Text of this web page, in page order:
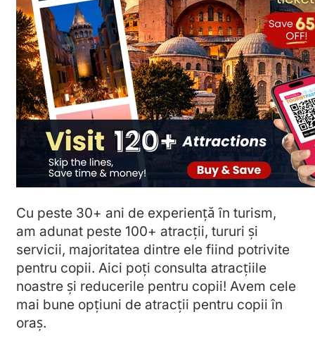
Cu peste 30+ ani de experiență în turism,
am adunat peste 100+ atracții, tururi și
servicii, majoritatea dintre ele fiind potrivite
pentru copii. Aici poți consulta atracțiile
noastre și reducerile pentru copii! Avem cele
mai bune opțiuni de atracții pentru copii în
oraș.